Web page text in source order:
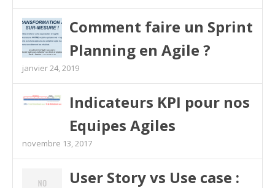
Comment faire un Sprint
Planning en Agile ?
janvier 24, 2019
Indicateurs KPI pour nos
Equipes Agiles
novembre 13, 2017
User Story vs Use case :